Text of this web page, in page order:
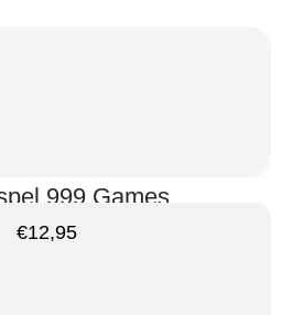
999 Games
€12,95